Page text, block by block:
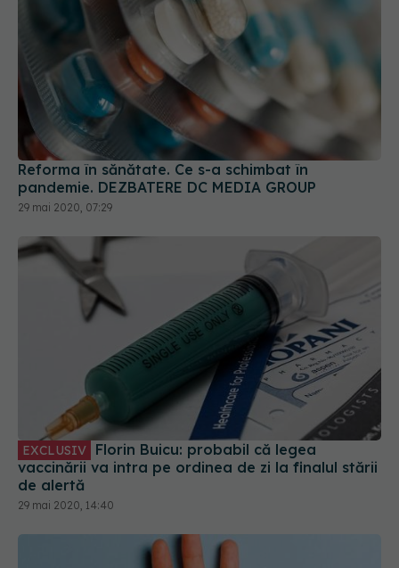
Reforma în sănătate. Ce s-a schimbat în
pandemie. DEZBATERE DC MEDIA GROUP
29 mai 2020, 07:29
EXCLUSIV
vaccinării va intra pe ordinea de zi la finalul stării
de alertă
29 mai 2020, 14:40